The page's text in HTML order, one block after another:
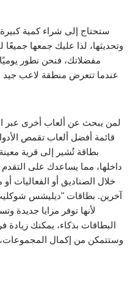
ستحتاج إلى شراء كمية
وتحديثها، لذا عليك جمعها
مفضلاتك، فنحن نطور
عندما تتعرض منطقة لاعب جيد
لمن يبحث عن ألعاب أخرى عبر
بطاقة تُشير إلى قرية
داخلها، مما يساعدك على
خلال الصناديق أو الفعاليات
آخرين. بطاقات "ديليشس
لأنها توفر مزايا جديدة
البطاقات بذكاء، يمكنك
وستتمكن من إكمال المجموعات،